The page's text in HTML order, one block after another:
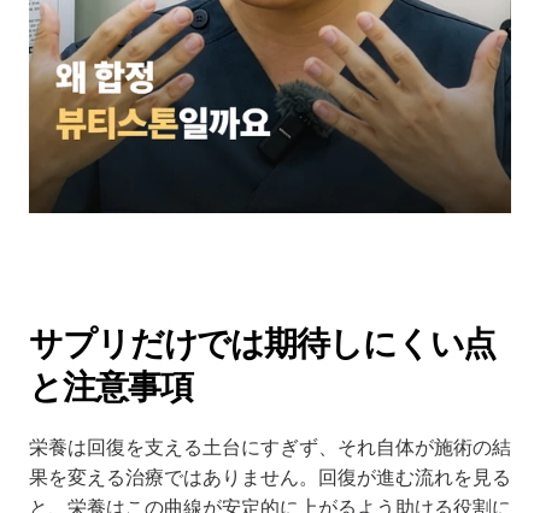
サプリだけでは期待しにくい点
と注意事項
栄養は回復を支える土台にすぎず、それ自体が施術の結
果を変える治療ではありません。回復が進む流れを見る
と、栄養はこの曲線が安定的に上がるよう助ける役割に